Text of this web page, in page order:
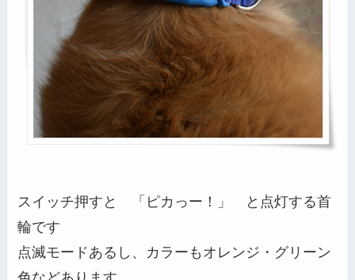
スイッチ押すと 「ピカっー！」 と点灯する首
輪です
点滅モードあるし、カラーもオレンジ・グリーン